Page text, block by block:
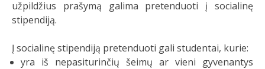
užpildžius prašymą galima pretenduoti į socialinę
stipendiją.
Į socialinę stipendiją pretenduoti gali studentai, kurie:
yra iš nepasiturinčių šeimų ar vieni gyvenantys